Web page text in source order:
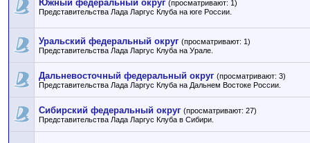
Южный федеральный округ (просматривают: 1)
Представительства Лада Ларгус Клуба на юге России.
Уральский федеральный округ (просматривают: 1)
Представительства Лада Ларгус Клуба на Урале.
Дальневосточный федеральный округ (просматривают: 3)
Представительства Лада Ларгус Клуба на Дальнем Востоке России.
Сибирский федеральный округ (просматривают: 27)
Представительства Лада Ларгус Клуба в Сибири.